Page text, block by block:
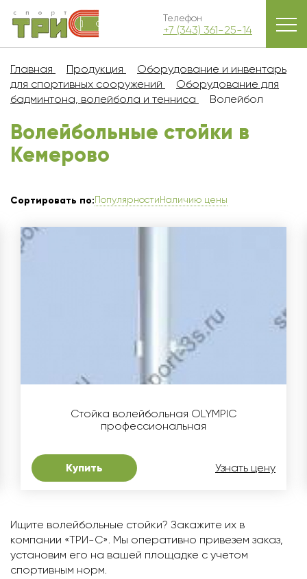
Телефон
+7 (343) 361-25-14
Главная Продукция
Оборудование и инвентарь
для спортивных сооружений
Оборудование для
бадминтона, волейбола и тенниса
Волейбол
Волейбольные стойки в
Кемерово
Сортировать по:ПопулярностиНаличию цены
Стойка волейбольная OLYMPIC
профессиональная
Купить Узнать цену
Ищите волейбольные стойки? Закажите их в
компании «ТРИ-С». Мы оперативно привезем заказ,
установим его на вашей площадке с учетом
спортивным норм.